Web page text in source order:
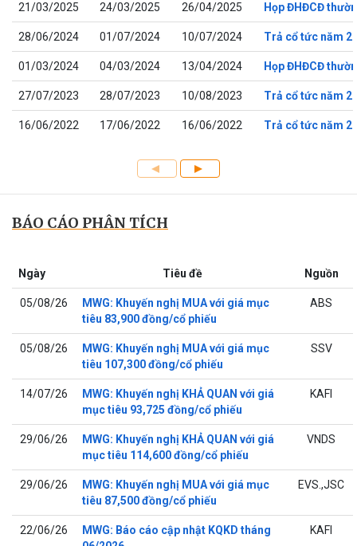
21/03/2025 24/03/2025 26/04/2025 Họp ĐHĐCĐ
28/06/2024 01/07/2024 10/07/2024 Trả cổ tức năm
01/03/2024 04/03/2024 13/04/2024 Họp ĐHĐCĐ
27/07/2023 28/07/2023 10/08/2023 Trả cổ tức năm
16/06/2022 17/06/2022 16/06/2022 Trả cổ tức năm
BÁO CÁO PHÂN TÍCH
Ngày Tiêu đề Nguồn
05/08/26
MWG: Khuyến nghị MUA với giá mục
tiêu 83,900 đồng/cổ phiếu
ABS
05/08/26
MWG: Khuyến nghị MUA với giá mục
tiêu 107,300 đồng/cổ phiếu
SSV
14/07/26
MWG: Khuyến nghị KHẢ QUAN với giá
mục tiêu 93,725 đồng/cổ phiếu
KAFI
29/06/26
MWG: Khuyến nghị KHẢ QUAN với giá
mục tiêu 114,600 đồng/cổ phiếu
VNDS
29/06/26
MWG: Khuyến nghị MUA với giá mục
tiêu 87,500 đồng/cổ phiếu
EVS.,JSC
22/06/26
MWG: Báo cáo cập nhật KQKD tháng
KAFI